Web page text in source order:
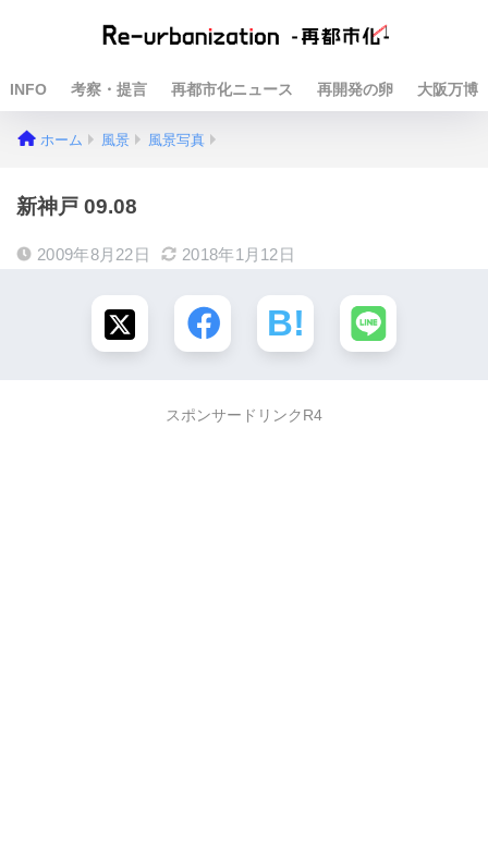
INFO 考察・提言 再都市化ニュース 再開発の卵 大阪万博
ホーム 風景 風景写真
新神戸 09.08
2009年8月22日 2018年1月12日
スポンサードリンクR4